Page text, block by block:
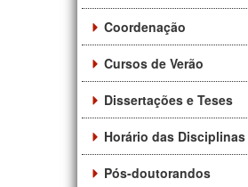
Coordenação
Cursos de Verão
Dissertações e Teses
Horário das Disciplinas
Pós-doutorandos